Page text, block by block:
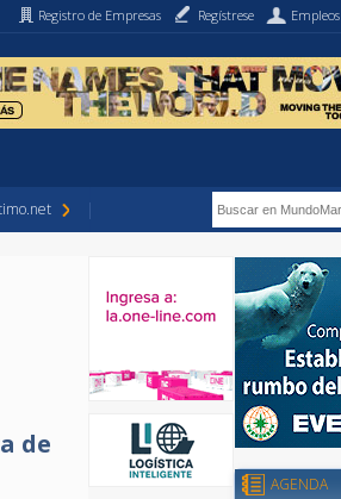
Registro de Empresas Regístrese Empleos
de
AGENDA